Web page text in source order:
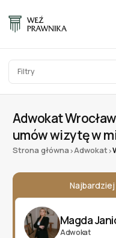
Filtry
Adwokat
umów wizytę w
Strona główna>Adwokat>
Adwokat
Magda